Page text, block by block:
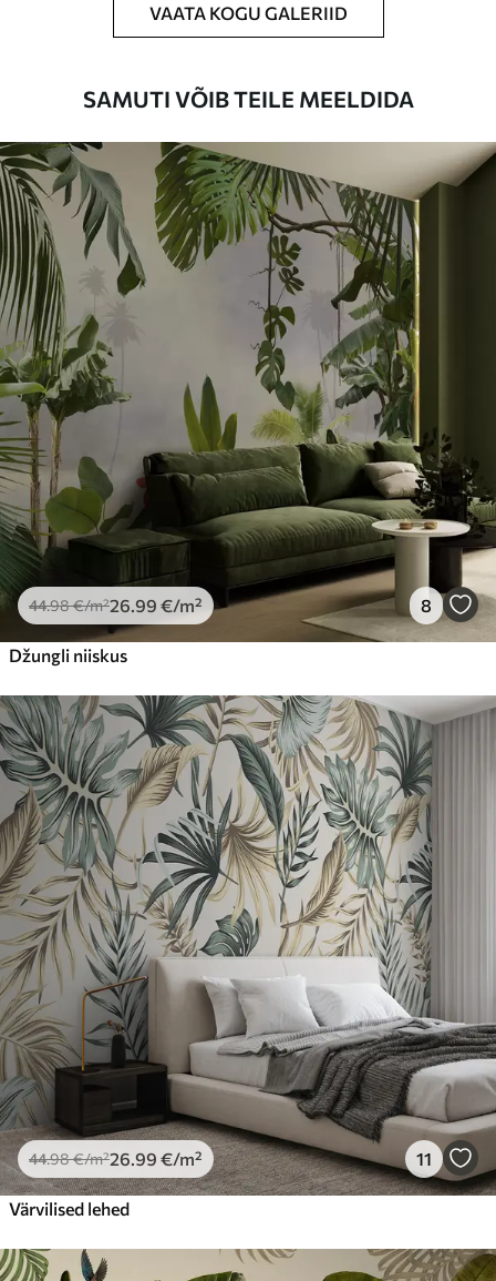
VAATA KOGU GALERIID
SAMUTI VÕIB TEILE MEELDIDA
44.98€/m²26 .99 €/m² 8
Džungli niiskus
44.98€/m²26 .99 €/m² 11
Värvilised lehed